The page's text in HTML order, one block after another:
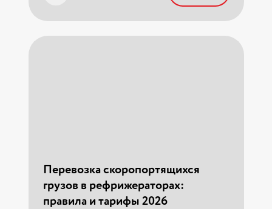
Перевозка скоропортящихся
грузов в рефрижераторах:
правила и тарифы 2026